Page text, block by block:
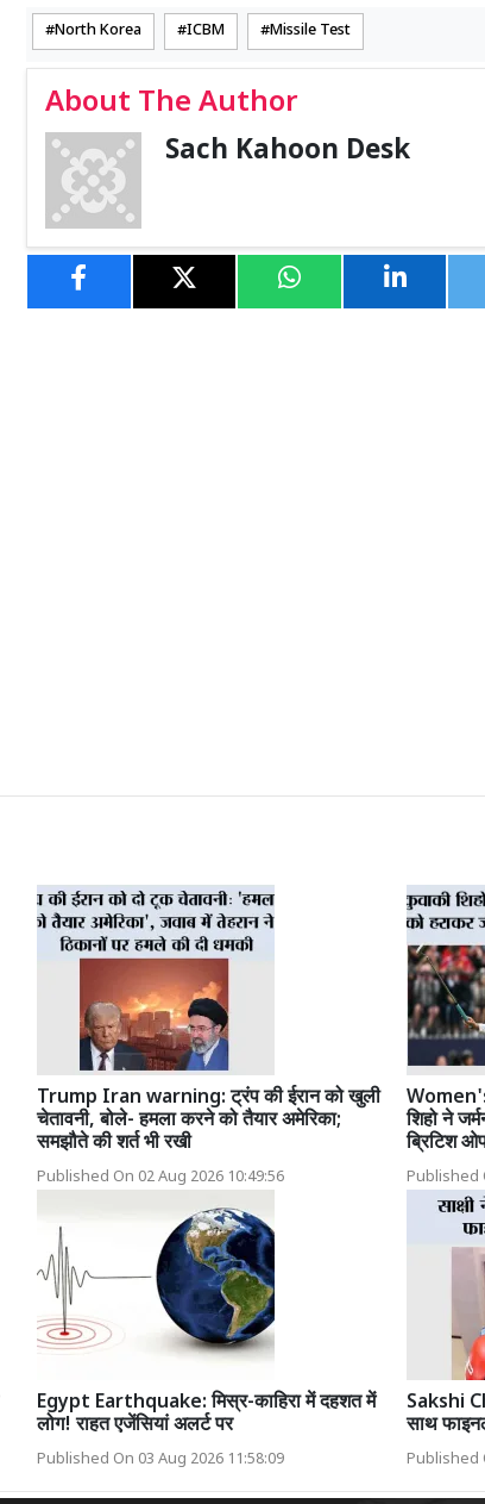
North Korea ICBM Missile Test
About The Author
Sach Kahoon Desk
Trump Iran warning: ट्रंप की ईरान को खुली
चेतावनी, बोले- हमला करने को तैयार अमेरिका;
समझौते की शर्त भी रखी
Published On 02 Aug 2026 10:49:56
शिहो ने
ब्रिटिश
Published
Egypt Earthquake: मिस्र-काहिरा में दहशत में
लोग! राहत एजेंसियां अलर्ट पर
Published On 03 Aug 2026 11:58:09
Sakshi
साथ
Published